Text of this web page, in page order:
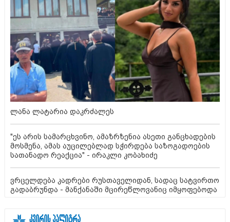
ლანა ლატარია დაკრძალეს
"ეს არის სამარცხვინო, ამაზრზენია ასეთი განცხადების
მოსმენა, ამას აუცილებლად სჭირდება საზოგადოების
სათანადო რეაქცია" - ირაკლი კობახიძე
ვრცელდება კადრები რუსთაველიდან, სადაც სატვირთო
გადაბრუნდა - მანქანაში მცირეწლოვანიც იმყოფებოდა